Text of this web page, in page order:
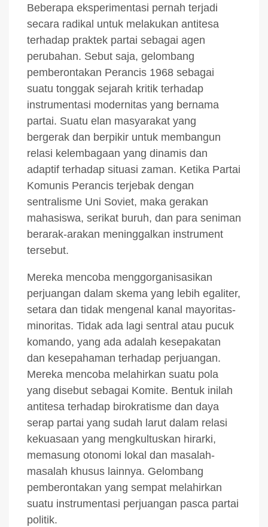
Beberapa eksperimentasi pernah terjadi
secara radikal untuk melakukan antitesa
terhadap praktek partai sebagai agen
perubahan. Sebut saja, gelombang
pemberontakan Perancis 1968 sebagai
suatu tonggak sejarah kritik terhadap
instrumentasi modernitas yang bernama
partai. Suatu elan masyarakat yang
bergerak dan berpikir untuk membangun
relasi kelembagaan yang dinamis dan
adaptif terhadap situasi zaman. Ketika Partai
Komunis Perancis terjebak dengan
sentralisme Uni Soviet, maka gerakan
mahasiswa, serikat buruh, dan para seniman
berarak-arakan meninggalkan instrument
tersebut.
Mereka mencoba menggorganisasikan
perjuangan dalam skema yang lebih egaliter,
setara dan tidak mengenal kanal mayoritas-
minoritas. Tidak ada lagi sentral atau pucuk
komando, yang ada adalah kesepakatan
dan kesepahaman terhadap perjuangan.
Mereka mencoba melahirkan suatu pola
yang disebut sebagai Komite. Bentuk inilah
antitesa terhadap birokratisme dan daya
serap partai yang sudah larut dalam relasi
kekuasaan yang mengkultuskan hirarki,
memasung otonomi lokal dan masalah-
masalah khusus lainnya. Gelombang
pemberontakan yang sempat melahirkan
suatu instrumentasi perjuangan pasca partai
politik.